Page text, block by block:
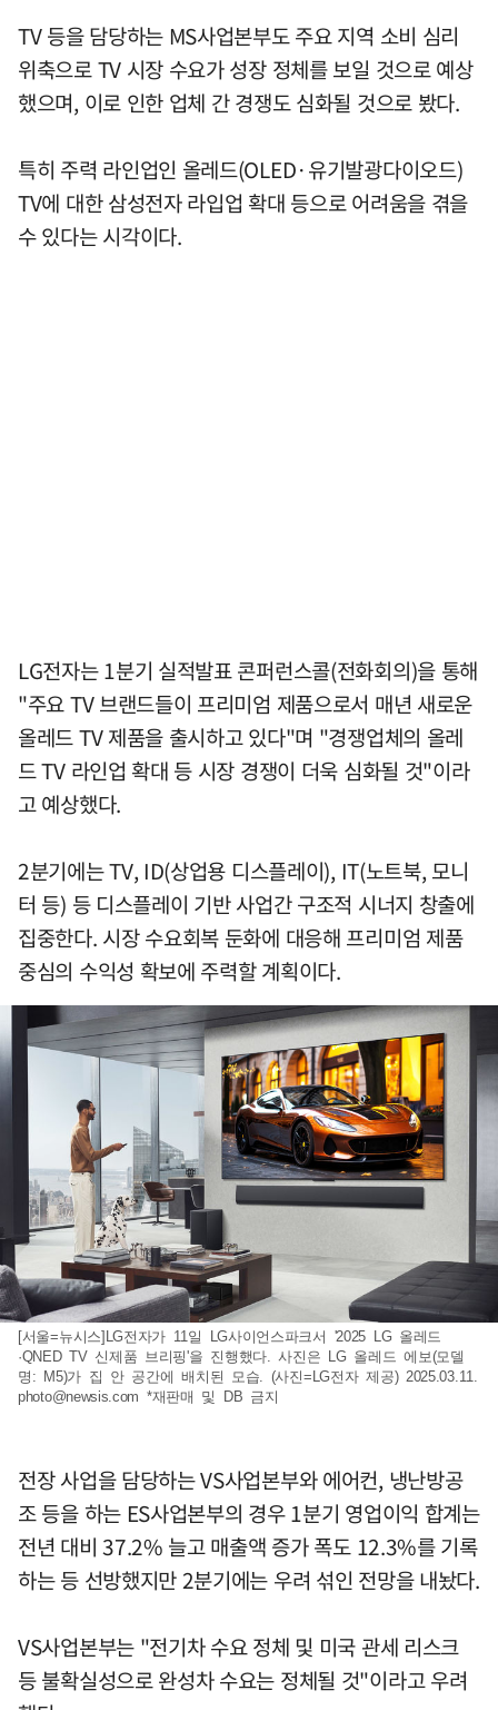
TV 등을 담당하는 MS사업본부도 주요 지역 소비 심리
위축으로 TV 시장 수요가 성장 정체를 보일 것으로 예상
했으며, 이로 인한 업체 간 경쟁도 심화될 것으로 봤다.
특히 주력 라인업인 올레드(OLED·유기발광다이오드)
TV에 대한 삼성전자 라입업 확대 등으로 어려움을 겪을
수 있다는 시각이다.
LG전자는 1분기 실적발표 콘퍼런스콜(전화회의)을 통해
"주요 TV 브랜드들이 프리미엄 제품으로서 매년 새로운
올레드 TV 제품을 출시하고 있다"며 "경쟁업체의 올레
드 TV 라인업 확대 등 시장 경쟁이 더욱 심화될 것"이라
고 예상했다.
2분기에는 TV, ID(상업용 디스플레이), IT(노트북, 모니
터 등) 등 디스플레이 기반 사업간 구조적 시너지 창출에
집중한다. 시장 수요회복 둔화에 대응해 프리미엄 제품
중심의 수익성 확보에 주력할 계획이다.
[서울=뉴시스]LG전자가 11일 LG사이언스파크서 '2025 LG 올레드
·QNED TV 신제품 브리핑'을 진행했다. 사진은 LG 올레드 에보(모델
명: M5)가 집 안 공간에 배치된 모습. (사진=LG전자 제공) 2025.03.11.
photo@newsis.com *재판매 및 DB 금지
전장 사업을 담당하는 VS사업본부와 에어컨, 냉난방공
조 등을 하는 ES사업본부의 경우 1분기 영업이익 합계는
전년 대비 37.2% 늘고 매출액 증가 폭도 12.3%를 기록
하는 등 선방했지만 2분기에는 우려 섞인 전망을 내놨다.
VS사업본부는 "전기차 수요 정체 및 미국 관세 리스크
등 불확실성으로 완성차 수요는 정체될 것"이라고 우려